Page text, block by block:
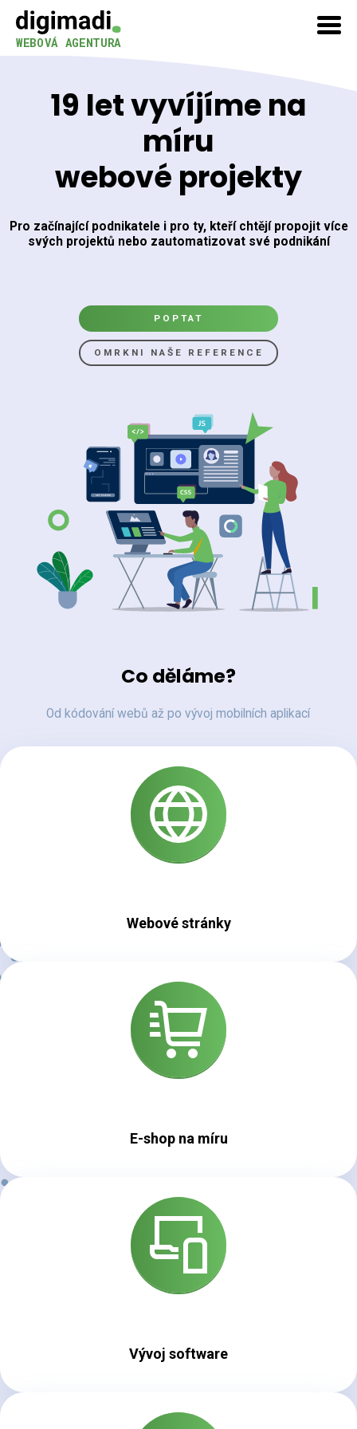
WEBOVÁ AGENTURA
19 let vyvíjíme na
míru
webové projekty
Pro začínající podnikatele i pro ty, kteří chtějí propojit více
svých projektů nebo zautomatizovat své podnikání
POPTAT
OMRKNI NAŠE REFERENCE
Co děláme?
Od kódování webů až po vývoj mobilních aplikací
Webové stránky
E-shop na míru
Vývoj software